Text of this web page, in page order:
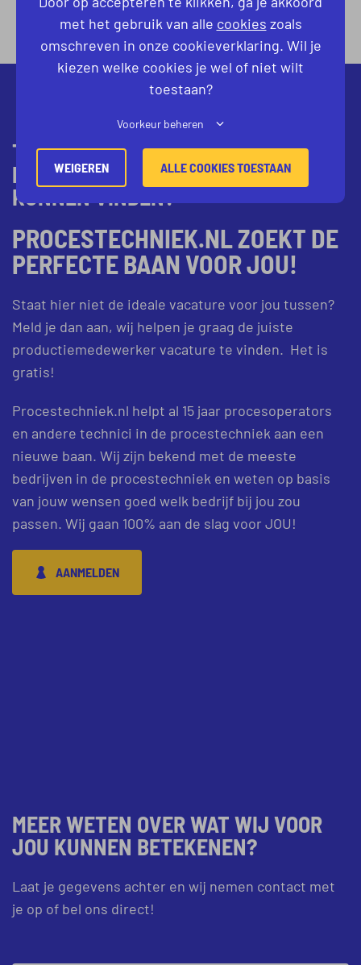
TOCH NIET JOUW IDEALE
PRODUCTIEMEDEWERKER-VACATURE
KUNNEN VINDEN?
PROCESTECHNIEK.NL ZOEKT DE
PERFECTE BAAN VOOR JOU!
Staat hier niet de ideale vacature voor jou tussen?
Meld je dan aan, wij helpen je graag de juiste
productiemedewerker vacature te vinden. Het is
gratis!
Procestechniek.nl helpt al 15 jaar procesoperators
en andere technici in de procestechniek aan een
nieuwe baan. Wij zijn bekend met de meeste
bedrijven in de procestechniek en weten op basis
van jouw wensen goed welk bedrijf bij jou zou
passen. Wij gaan 100% aan de slag voor JOU!
AANMELDEN
MEER WETEN OVER WAT WIJ VOOR
JOU KUNNEN BETEKENEN?
Laat je gegevens achter en wij nemen contact met
je op of bel ons direct!
met het gebruik van alle cookies zoals
omschreven in onze cookieverklaring. Wil je
kiezen welke cookies je wel of niet wilt
toestaan?
Voorkeur beheren
WEIGEREN ALLE COOKIES TOESTAAN